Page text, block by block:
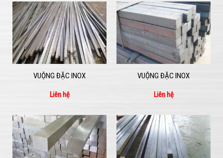
VUỘNG ĐẶC INOX
Liên hệ
VUỘNG ĐẶC INOX
Liên hệ